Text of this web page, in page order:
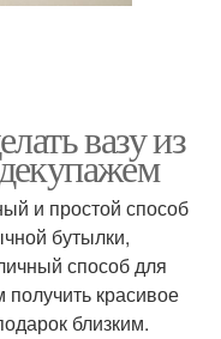
вазу из
и простой способ
бутылки,
способ для
получить красивое
близким.